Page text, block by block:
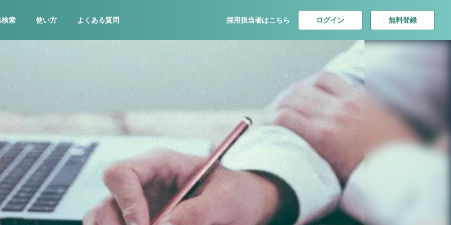
検索 使い方 よくある質問 採用担当者はこちら ログイン 無料登録